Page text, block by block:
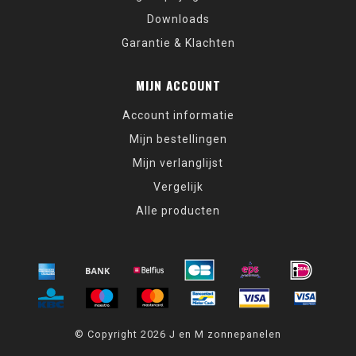
Downloads
Garantie & Klachten
MIJN ACCOUNT
Account informatie
Mijn bestellingen
Mijn verlanglijst
Vergelijk
Alle producten
© Copyright 2026 J en M zonnepanelen